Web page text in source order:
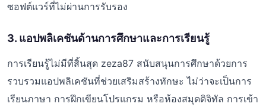
ซอฟต์แวร์ที่ไม่ผ่านการรับรอง
3. แอปพลิเคชันด้านการศึกษาและการเรียนรู้
การเรียนรู้ไม่มีที่สิ้นสุด zeza87 สนับสนุนการศึกษาด้วยการ
รวบรวมแอปพลิเคชันที่ช่วยเสริมสร้างทักษะ ไม่ว่าจะเป็นการ
เรียนภาษา การฝึกเขียนโปรแกรม หรือห้องสมุดดิจิทัล การเข้า